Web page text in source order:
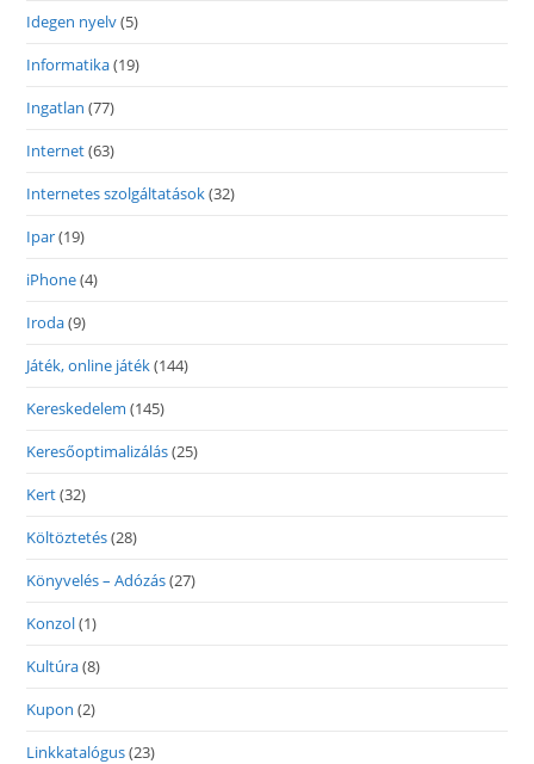
Idegen nyelv(5)
Informatika(19)
Ingatlan (77)
Internet(63)
Internetes szolgáltatások(32)
Ipar(19)
iPhone(4)
Iroda(9)
Játék, online játék(144)
Kereskedelem (145)
Keresőoptimalizálás(25)
Kert(32)
Költöztetés(28)
Könyvelés – Adózás(27)
Konzol(1)
Kultúra(8)
Kupon (2)
Linkkatalógus(23)